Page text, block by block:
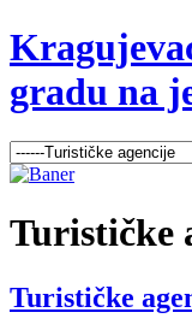
gradu na
Turističke
Turističke